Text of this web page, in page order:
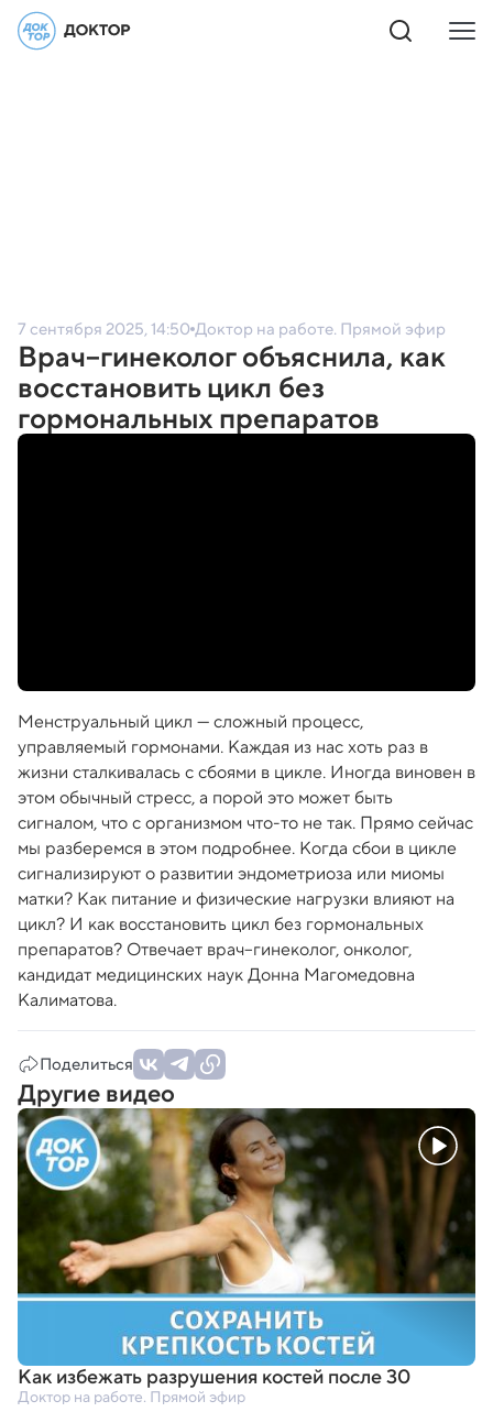
7 сентября 2025, 14:50 Доктор на работе. Прямой эфир
Врач–гинеколог объяснила, как
восстановить цикл без
гормональных препаратов
Менструальный цикл — сложный процесс,
управляемый гормонами. Каждая из нас хоть раз в
жизни сталкивалась с сбоями в цикле. Иногда виновен в
этом обычный стресс, а порой это может быть
сигналом, что с организмом что-то не так. Прямо сейчас
мы разберемся в этом подробнее. Когда сбои в цикле
сигнализируют о развитии эндометриоза или миомы
матки? Как питание и физические нагрузки влияют на
цикл? И как восстановить цикл без гормональных
препаратов? Отвечает врач–гинеколог, онколог,
кандидат медицинских наук Донна Магомедовна
Калиматова.
Поделиться
Другие видео
Как избежать разрушения костей после 30
Доктор на работе. Прямой эфир